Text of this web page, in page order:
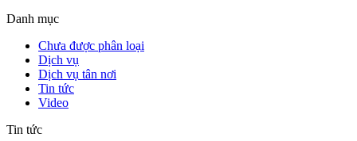
Danh mục
Chưa được phân loại
Dịch vụ
Dịch vụ tân nơi
Tin tức
Video
Tin tức